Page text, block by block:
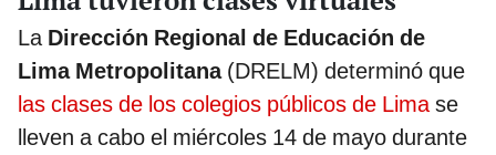
La Dirección Regional de Educación de
Lima Metropolitana(DRELM) determinó que
las clases de los colegios públicos de Lima se
lleven a cabo el miércoles 14 de mayo durante